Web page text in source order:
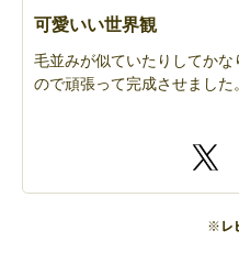
可愛いい世界観
毛並みが似ていたりしてか
ので頑張って完成させました。
※レ